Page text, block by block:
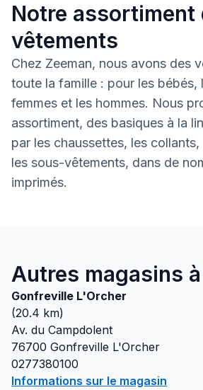
Notre assortiment
vêtements
Chez Zeeman, nous avons des
toute la famille : pour les bébés,
femmes et les hommes. Nous
assortiment, des basiques à la
par les chaussettes, les
les sous-vêtements, dans de
imprimés.
Autres magasins
Gonfreville L'Orcher
(20.4 km)
Av. du Campdolent
76700 Gonfreville L'Orcher
0277380100
Informations sur le magasin